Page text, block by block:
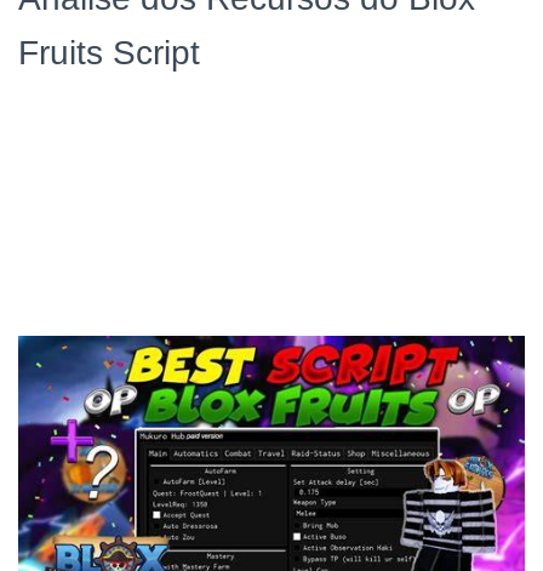
Fruits Script